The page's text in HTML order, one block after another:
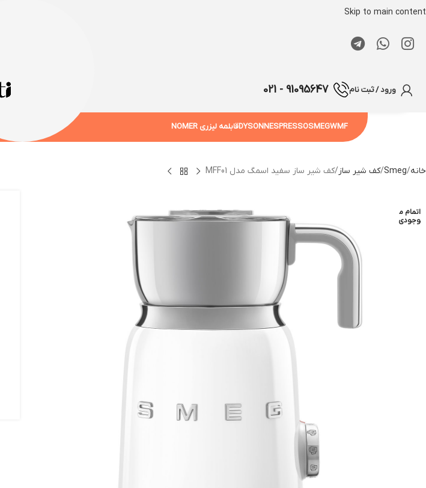
Skip to main content
ورود / ثبت نام 91095647 - 021
WMF
SMEG
NESPRESSO
DYSONقابلمه لیزری NOMER
خانه Smeg کف شیر ساز کف شیر ساز سفید اسمگ مدل MFF01
اتمام م
وجودی